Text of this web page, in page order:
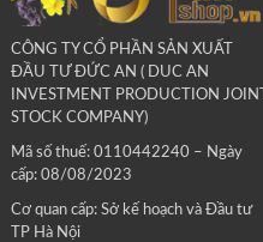
CÔNG TY CỔ PHẦN SẢN XUẤT
ĐẦU TƯ ĐỨC AN ( DUC AN
INVESTMENT PRODUCTION JOINT
STOCK COMPANY)
Mã số thuế: 0110442240 – Ngày
cấp: 08/08/2023
Cơ quan cấp: Sở kế hoạch và Đầu tư
TP Hà Nội